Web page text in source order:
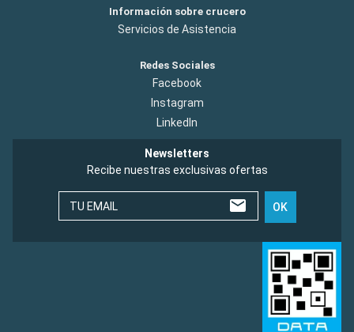
Información sobre crucero
Servicios de Asistencia
Redes Sociales
Facebook
Instagram
LinkedIn
Newsletters
Recibe nuestras exclusivas ofertas
TU EMAIL OK